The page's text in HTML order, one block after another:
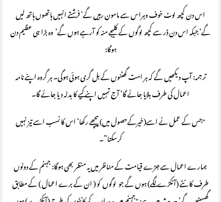
اس دن کچھ لوٹ خوف وہراس سے مامون رہیں گے‘ فرشتے انہیں ہاتھوں ہاتھ لیں
گے‘ جبکہ اس دن ڈر سے کچھ لوگوں کے کلیجے منہ کو آرہے ہوں گے‘ وہ بڑا ہی عظیم دن
ہوگا:
ترجمہ: آپ دیکھیں گے کہ ہر امت گھٹنوں کے بل گری ہوئی ہوگی۔ ہر گروہ اپنے نامہ
اعمال کی طرف بلایا جائے گا‘ آج تمہیں اپنے کیے کا بدلہ دیا جائے گا۔
"جس کے عمل نے اسے(خیرکےحصول میں) پیچھے رکھا‘ اس کا نسب اسے تیز نہیں
کرسکتا”۔
ہمارے اعمال سے جڑے قیامت کے مناظر میں یہ منظر بھی ہوگا: جہنم کے دونوں
طرف کانٹے (آنکڑے لگے) ہوں گے جو لوگوں کو ( ان کے برے اعمال ) کے مطابق